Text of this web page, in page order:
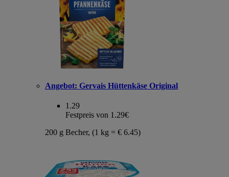
Angebot: Gervais Hüttenkäse Original
1.29
Festpreis von 1.29€
200 g Becher, (1 kg = € 6.45)